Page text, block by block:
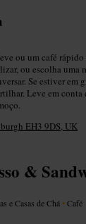
ou um café
ou escolha uma
Se estiver em
Leve em
EH3 9DS, UK
&
e Casas de Chá •Café